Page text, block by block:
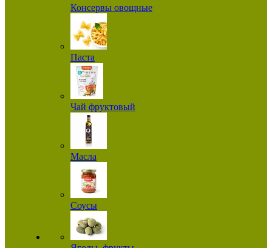
Консервы овощные
Паста
Чай фруктовый
Масла
Соусы